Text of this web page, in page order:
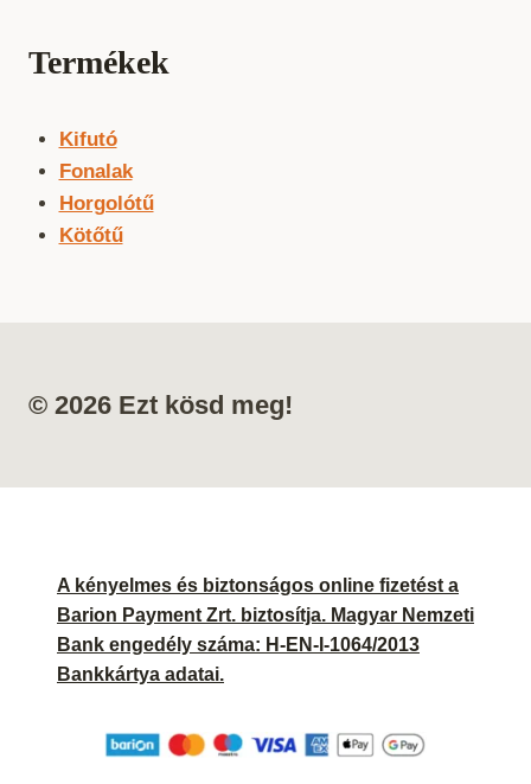
Termékek
Kifutó
Fonalak
Horgolótű
Kötőtű
© 2026 Ezt kösd meg!
A kényelmes és biztonságos online fizetést a
Barion Payment Zrt. biztosítja. Magyar Nemzeti
Bank engedély száma: H-EN-I-1064/2013
Bankkártya adatai.